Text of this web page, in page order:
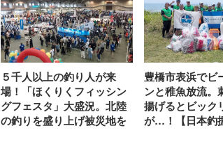
５千人以上の釣り人が来
場！「ほくりくフィッシン
グフェスタ」大盛況。北陸
の釣りを盛り上げ被災地を
豊橋市表浜でビ
ンと稚魚放流。
揚げるとビック
が…！【日本釣